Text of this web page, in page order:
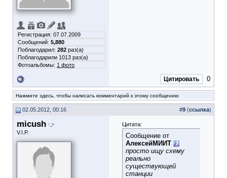
Регистрация: 07.07.2009
Сообщений: 5,880
Поблагодарил: 282 раз(а)
Поблагодарили 1013 раз(а)
Фотоальбомы: 1 фото
Цитировать 0
Нажмите здесь, чтобы написать комментарий к этому сообщению
02.05.2012, 00:16 #9 (ссылка)
micush
V.I.P.
Цитата:
Сообщение от
АлексейМИИТ
просто ищу схему
реально
существующей
станции